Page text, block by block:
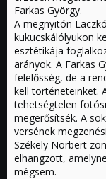
Farkas György.
A megnyitón
kukucskálólyukon
esztétikája
arányok. A Farkas
felelősség, de a
kell történeteinket.
tehetségtelen
megerősítsék. A
versének
Székely Norbert
elhangzott,
mégsem.